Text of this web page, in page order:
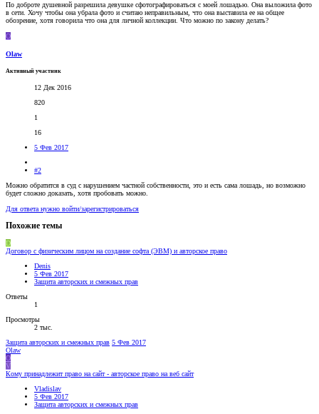
По доброте душевной разрешила девушке сфотографироваться с моей лошадью. Она выложила фото
в сети. Хочу чтобы она убрала фото и считаю неправильным, что она выставила ее на общее
обозрение, хотя говорила что она для личной коллекции. Что можно по закону делать?
O
Olaw
Активный участник
12 Дек 2016
820
1
16
5 Фев 2017
#2
Можно обратится в суд с нарушением частной собственности, это и есть сама лошадь, но возможно
будет сложно доказать, хотя пробовать можно.
Для ответа нужно войти/зарегистрироваться
Похожие темы
D
Договор с физическим лицом на создание софта (ЭВМ) и авторское право
Denis
5 Фев 2017
Защита авторских и смежных прав
Ответы
1
Просмотры
2 тыс.
Защита авторских и смежных прав 5 Фев 2017
Olaw
O
V
Кому принадлежит право на сайт - авторское право на веб сайт
Vladislav
5 Фев 2017
Защита авторских и смежных прав